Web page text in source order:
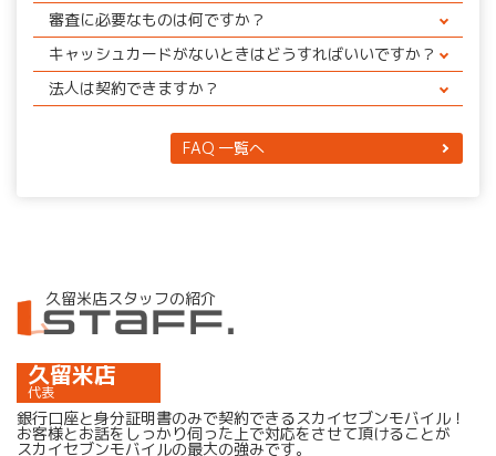
間がかかる場合がございます。
・不定休のためスタッフがいないときもあります。
以上二点が事由となります。
先ずは電話もしくはラインにてお問い合わせください。
ご不便をおかけしますが何卒ご理解の程宜しくお願い致
します。
大丈夫ですが、端末代を完済しているものにしてくださ
い。
（ドコモ製、SIMフリー端末、SIMロック端末解除のみ
可）
審査に必要なものは何ですか？
身分証明書（総務省ガイドラインによる） ＋ 銀行口座
（キャッシュカード）
キャッシュカードがないときはどうすればいいですか？
銀行口座の通帳とお届印をお持ちください。
（お手続きにお時間がかかります）
法人は契約できますか？
できません。個人の方のみになります。
FAQ 一覧へ
久留米店スタッフの紹介
久留米店
代表
銀行口座と身分証明書のみで契約できるスカイセブンモバイル！
お客様とお話をしっかり伺った上で対応をさせて頂けることが
スカイセブンモバイルの最大の強みです。